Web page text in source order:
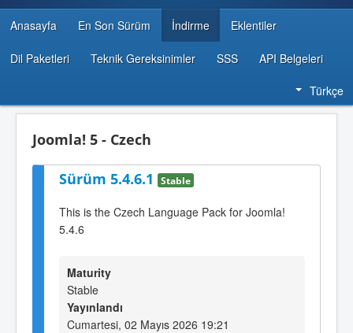
GELIŞTIRICI KAYNAKLARI
Anasayfa En Son Sürüm İndirme Eklentiler
Dil Paketleri Teknik Gereksinimler SSS API Belgeleri
Türkçe
Joomla! 5 - Czech
Sürüm 5.4.6.1 Stable
This is the Czech Language Pack for Joomla!
5.4.6
Maturity
Stable
Yayınlandı
Cumartesi, 02 Mayıs 2026 19:21